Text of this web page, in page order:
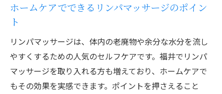
ホームケアでできるリンパマッサージのポイン
ト
リンパマッサージは、体内の老廃物や余分な水分を流し
やすくするための人気のセルフケアです。福井でリンパ
マッサージを取り入れる方も増えており、ホームケアで
もその効果を実感できます。ポイントを押さえること